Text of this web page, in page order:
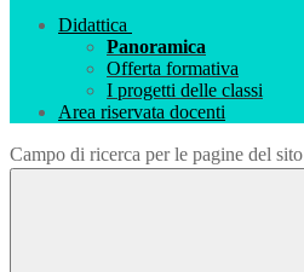
Didattica
Panoramica
Offerta formativa
I progetti delle classi
Area riservata docenti
Campo di ricerca per le pagine del sito